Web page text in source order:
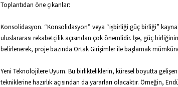
Toplantıdan öne çıkanlar:
Konsolidasyon. “Konsolidasyon” veya “işbirliği güç birliği”
uluslararası rekabetçilik açısından çok önemlidir. İşe, güç
belirlenerek, proje bazında Ortak Girişimler ile başlamak
Yeni Teknolojilere Uyum. Bu birlikteliklerin, küresel boyutta
tekniklerine hazırlık açısından da yararları olacaktır. Örneğin,